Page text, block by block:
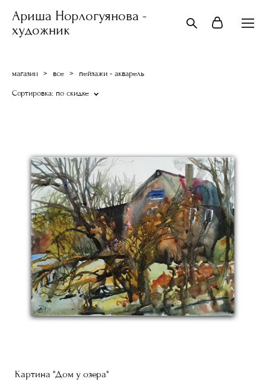
Ариша Норлогуянова -
художник
магазин > все > пейзажи - акварель
Сортировка: по скидке
Картина "Дом у озера"